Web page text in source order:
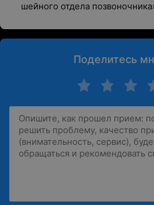
шейного отдела
Поделитесь